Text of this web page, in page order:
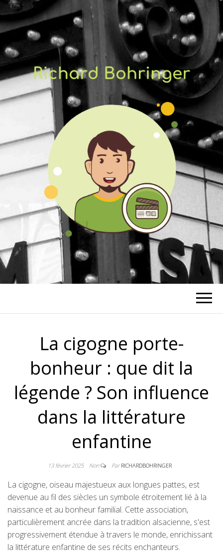
RICHARD
BOHRINGER
La cigogne porte-
bonheur : que dit la
légende ? Son influence
dans la littérature
enfantine
13 février 2025 Non ParRICHARDBOHRINGER
La cigogne, oiseau majestueux aux longues pattes, est
devenue au fil des siècles un symbole étroitement lié à la
naissance et au bonheur familial. Cette association,
particulièrement ancrée dans la tradition alsacienne, s'est
progressivement étendue à travers le monde, enrichissant
la littérature enfantine de ses récits enchanteurs.